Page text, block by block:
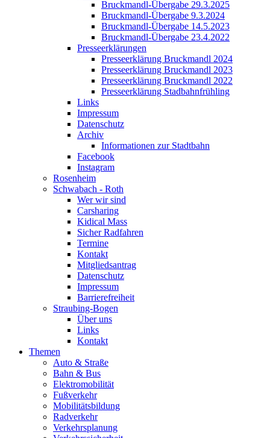
Bruckmandl-Übergabe 29.3.2025
Bruckmandl-Übergabe 9.3.2024
Bruckmandl-Übergabe 14.5.2023
Bruckmandl-Übergabe 23.4.2022
Presseerklärungen
Presseerklärung Bruckmandl 2024
Presseerklärung Bruckmandl 2023
Presseerklärung Bruckmandl 2022
Presseerklärung Stadbahnfrühling
Links
Impressum
Datenschutz
Archiv
Informationen zur Stadtbahn
Facebook
Instagram
Rosenheim
Schwabach - Roth
Wer wir sind
Carsharing
Kidical Mass
Sicher Radfahren
Termine
Kontakt
Mitgliedsantrag
Datenschutz
Impressum
Barrierefreiheit
Straubing-Bogen
Über uns
Links
Kontakt
Themen
Auto & Straße
Bahn & Bus
Elektromobilität
Fußverkehr
Mobilitätsbildung
Radverkehr
Verkehrsplanung